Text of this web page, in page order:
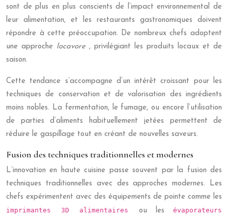
sont de plus en plus conscients de l’impact environnemental de
leur alimentation, et les restaurants gastronomiques doivent
répondre à cette préoccupation. De nombreux chefs adoptent
une approche locavore , privilégiant les produits locaux et de
saison.
Cette tendance s’accompagne d’un intérêt croissant pour les
techniques de conservation et de valorisation des ingrédients
moins nobles. La fermentation, le fumage, ou encore l’utilisation
de parties d’aliments habituellement jetées permettent de
réduire le gaspillage tout en créant de nouvelles saveurs.
Fusion des techniques traditionnelles et modernes
L’innovation en haute cuisine passe souvent par la fusion des
techniques traditionnelles avec des approches modernes. Les
chefs expérimentent avec des équipements de pointe comme les
imprimantes 3D alimentaires ou lesévaporateurs